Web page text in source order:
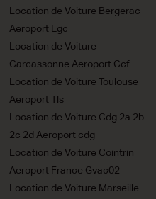
Location de Voiture Bergerac
Aeroport Egc
Location de Voiture
Carcassonne Aeroport Ccf
Location de Voiture Toulouse
Aeroport Tls
Location de Voiture Cdg 2a 2b
2c 2d Aeroport cdg
Location de Voiture Cointrin
Aeroport France Gvac02
Location de Voiture Marseille